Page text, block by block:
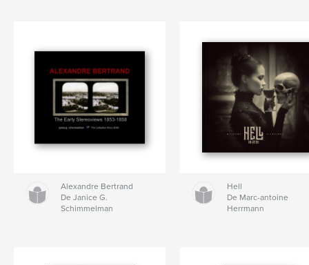
Alexandre Bertrand
De Janice G.
Schimmelman
Hell
De Marc-antoine
Herrmann